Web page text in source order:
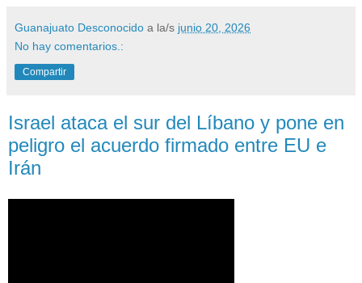
Guanajuato Desconocido a la/s junio 20, 2026
No hay comentarios.:
Compartir
Israel ataca el sur del Líbano y pone en
peligro el acuerdo firmado entre EU e
Irán